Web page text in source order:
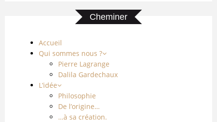
Cheminer
Accueil
Qui sommes nous ?
Pierre Lagrange
Dalila Gardechaux
L’idée
Philosophie
De l’origine…
…à sa création.